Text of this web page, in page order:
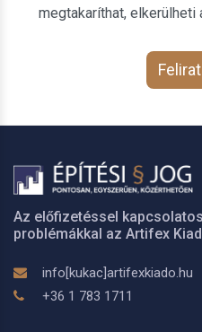
megtakaríthat,
Az előfizetéssel
problémákkal az Artifex
info[kukac]artifexkiado.hu
+36 1 783 1711